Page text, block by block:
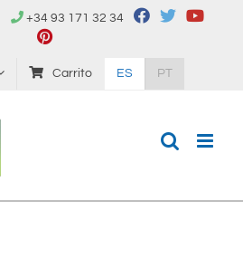
+34 93 171 32 34
Carrito ES PT